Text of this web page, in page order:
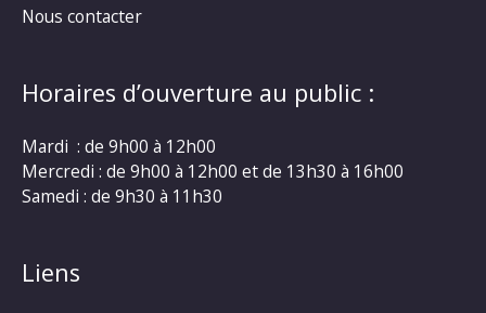
Nous contacter
Horaires d’ouverture au public :
Mardi : de 9h00 à 12h00
Mercredi : de 9h00 à 12h00 et de 13h30 à 16h00
Samedi : de 9h30 à 11h30
Liens